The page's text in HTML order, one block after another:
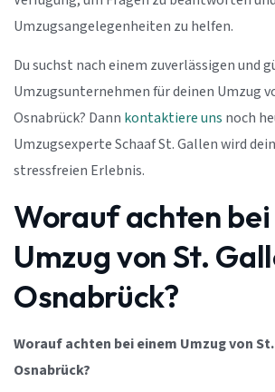
Umzugsangelegenheiten zu helfen.
Du suchst nach einem zuverlässigen und
Umzugsunternehmen für deinen Umzug
Osnabrück? Dann kontaktiere uns noch
Umzugsexperte Schaaf St. Gallen wird
stressfreien Erlebnis.
Worauf achten
Umzug von St.
Osnabrück?
Worauf achten bei einem Umzug von
Osnabrück?